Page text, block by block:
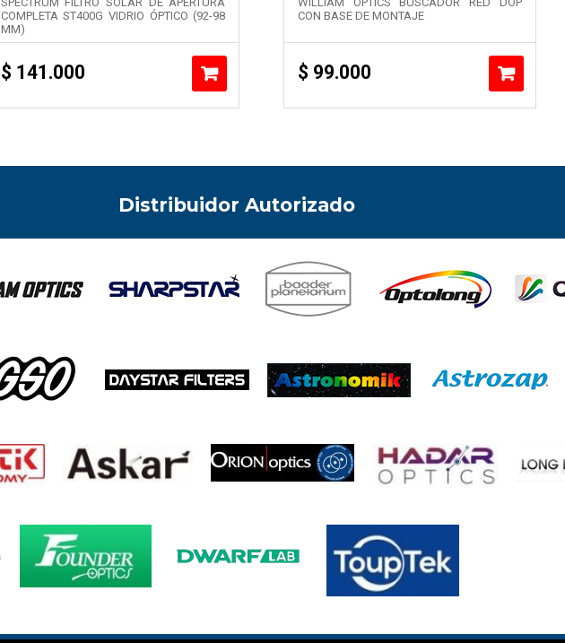
COMPLETA ST400G VIDRIO ÓPTICO (92-98
MM)
$ 141.000
CON BASE DE MONTAJE
$ 99.000
Distribuidor Autorizado